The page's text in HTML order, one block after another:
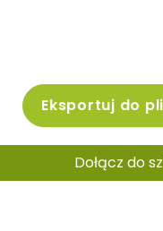
Eksportuj do
Dołącz do